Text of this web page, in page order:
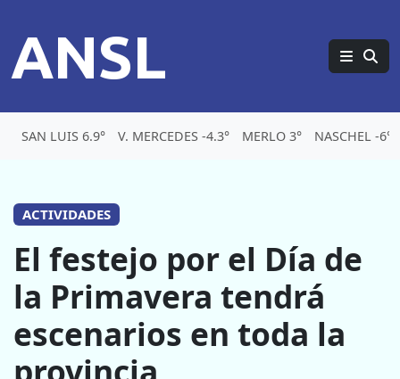
ANSL
SAN LUIS 6.9° V. MERCEDES -4.3° MERLO 3° NASCHEL -6°
ACTIVIDADES
El festejo por el Día de
la Primavera tendrá
escenarios en toda la